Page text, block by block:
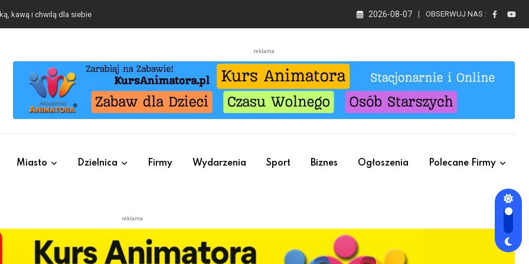
kawą i chwilą dla siebie 2026-08-07 OBSERWUJ NAS :
reklama
Miasto Dzielnica Firmy Wydarzenia Sport Biznes Ogłoszenia Polecane Firmy
reklama